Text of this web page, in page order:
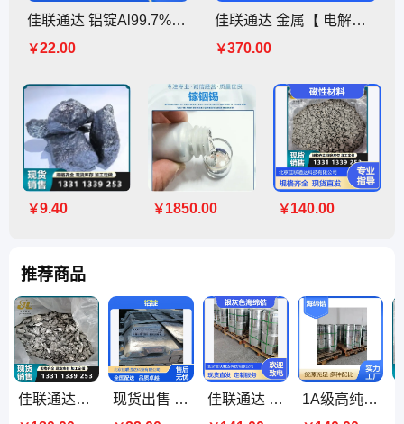
佳联通达 铝锭Al99.7% 重熔用电解铝 现货批发 可剪切加工
￥22.00
佳联通达 金属【 电解钴 】含量99.98% 杂质低 现货多 运输快 可开票
￥370.00
￥9.40 ￥1850.00 ￥140.00
推荐商品
佳联通达银灰色海绵锆Zr ≥99.4% 冶炼添加剂 3-25mm 精选厂家 现货出售 A00铝锭 99.7%含量 25kg/块 物流全国配送 佳联通达 银灰色海绵锆 锆块 粒度3-25mm 可定制 库存足 运输快 1A级高纯度海绵锆 ≥99.94 有色金属 锆颗粒 工业级 佳联通达